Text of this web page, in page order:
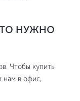
НУЖНО
Чтобы купить
нам в офис,